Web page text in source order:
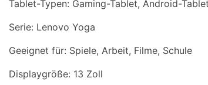
Tablet-Typen: Gaming-Tablet, Android-
Serie: Lenovo Yoga
Geeignet für: Spiele, Arbeit, Filme, Schule
Displaygröße: 13 Zoll